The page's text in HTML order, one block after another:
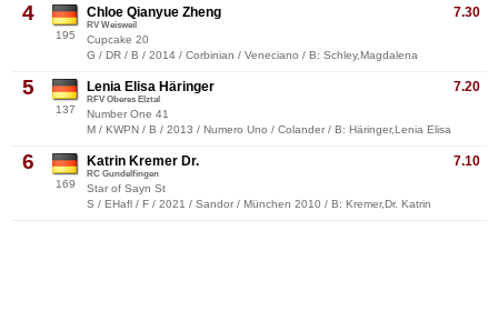
4
195
7.30
Chloe Qianyue Zheng
RV Weisweil
Cupcake 20
G / DR / B / 2014 / Corbinian / Veneciano / B: Schley,Magdalena
5
137
7.20
Lenia Elisa Häringer
RFV Oberes Elztal
Number One 41
M / KWPN / B / 2013 / Numero Uno / Colander / B: Häringer,Lenia Elisa
6
169
7.10
Katrin Kremer Dr.
RC Gundelfingen
Star of Sayn St
S / EHafl / F / 2021 / Sandor / München 2010 / B: Kremer,Dr. Katrin